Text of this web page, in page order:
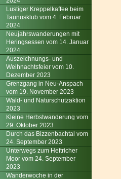
Lustiger Kreppelkaffee beim
Taunusklub vom 4. Februar
2024
Neujahrswanderungen mit
Heringsessen vom 14. Januar
2024
Auszeichnungs- und
Weihnachtsfeier vom 10.
Dezember 2023
Grenzgang in Neu-Anspach
vom 19. November 2023
Wald- und Naturschutzaktion
2023
Kleine Herbstwanderung vom
29. Oktober 2023
Durch das Bizzenbachtal vom
24. September 2023
Unterwegs zum Heftricher
Moor vom 24. September
2023
Wanderwoche in der